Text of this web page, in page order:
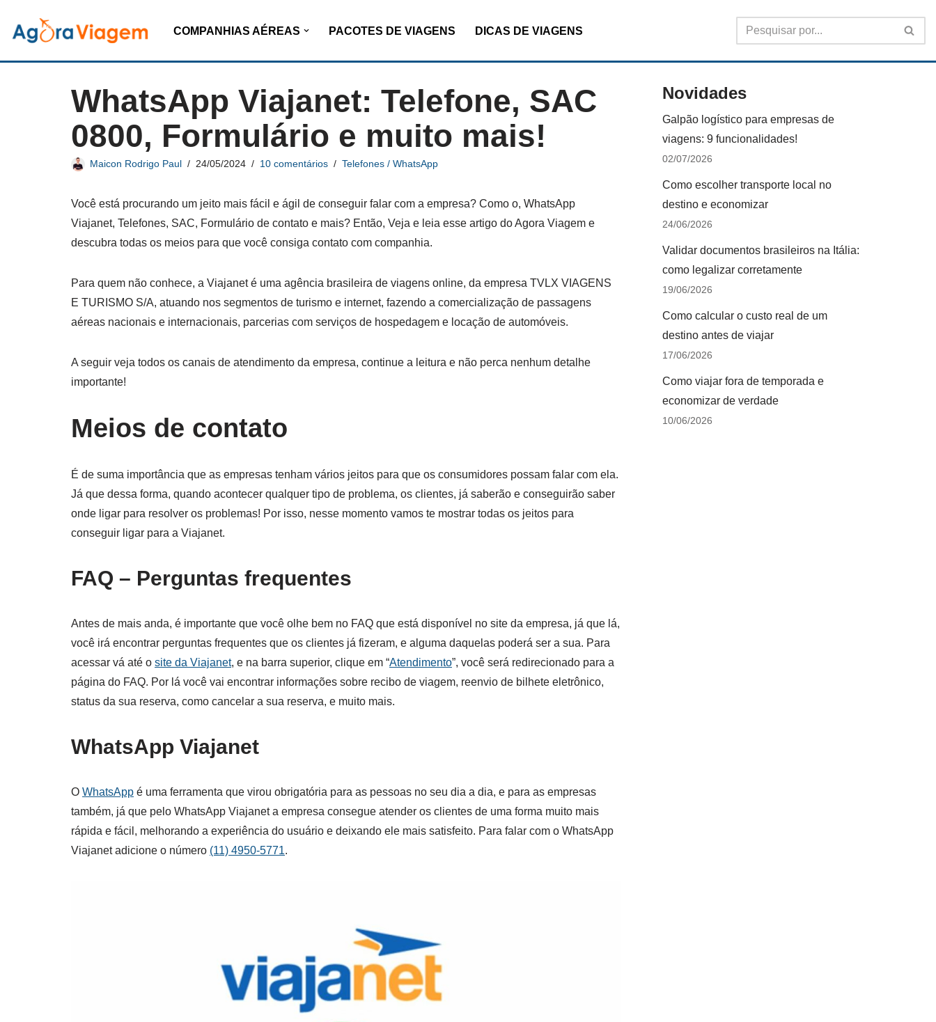
Pular
para
COMPANHIAS AÉREAS PACOTES DE VIAGENS DICAS DE VIAGENS
WhatsApp Viajanet: Telefone, SAC
0800, Formulário e muito mais!
Maicon Rodrigo Paul 24/05/2024 10 comentários Telefones / WhatsApp
Você está procurando um jeito mais fácil e ágil de conseguir falar com a empresa? Como o, WhatsApp
Viajanet, Telefones, SAC, Formulário de contato e mais? Então, Veja e leia esse artigo do Agora Viagem e
descubra todas os meios para que você consiga contato com companhia.
Para quem não conhece, a Viajanet é uma agência brasileira de viagens online, da empresa TVLX VIAGENS
E TURISMO S/A, atuando nos segmentos de turismo e internet, fazendo a comercialização de passagens
aéreas nacionais e internacionais, parcerias com serviços de hospedagem e locação de automóveis.
A seguir veja todos os canais de atendimento da empresa, continue a leitura e não perca nenhum detalhe
importante!
Meios de contato
É de suma importância que as empresas tenham vários jeitos para que os consumidores possam falar com ela.
Já que dessa forma, quando acontecer qualquer tipo de problema, os clientes, já saberão e conseguirão saber
onde ligar para resolver os problemas! Por isso, nesse momento vamos te mostrar todas os jeitos para
conseguir ligar para a Viajanet.
FAQ – Perguntas frequentes
Antes de mais anda, é importante que você olhe bem no FAQ que está disponível no site da empresa, já que lá,
você irá encontrar perguntas frequentes que os clientes já fizeram, e alguma daquelas poderá ser a sua. Para
acessar vá até o site da Viajanet, e na barra superior, clique em “Atendimento”, você será redirecionado para a
página do FAQ. Por lá você vai encontrar informações sobre recibo de viagem, reenvio de bilhete eletrônico,
status da sua reserva, como cancelar a sua reserva, e muito mais.
WhatsApp Viajanet
O WhatsApp é uma ferramenta que virou obrigatória para as pessoas no seu dia a dia, e para as empresas
também, já que pelo WhatsApp Viajanet a empresa consegue atender os clientes de uma forma muito mais
rápida e fácil, melhorando a experiência do usuário e deixando ele mais satisfeito. Para falar com o WhatsApp
Viajanet adicione o número (11) 4950-5771.
Novidades
Galpão logístico para empresas de
viagens: 9 funcionalidades!
02/07/2026
Como escolher transporte local no
destino e economizar
24/06/2026
Validar documentos brasileiros na Itália:
como legalizar corretamente
19/06/2026
Como calcular o custo real de um
destino antes de viajar
17/06/2026
Como viajar fora de temporada e
economizar de verdade
10/06/2026